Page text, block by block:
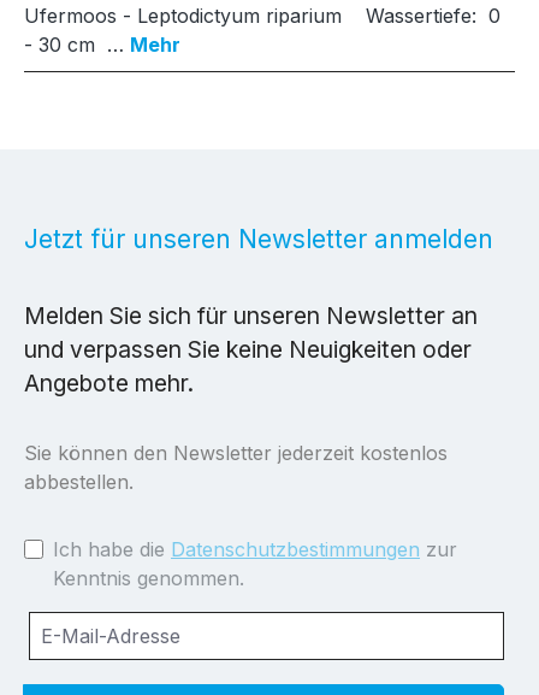
Ufermoos - Leptodictyum riparium Wassertiefe: 0
- 30 cm … Mehr
Jetzt für unseren Newsletter anmelden
Melden Sie sich für unseren Newsletter an
und verpassen Sie keine Neuigkeiten oder
Angebote mehr.
Sie können den Newsletter jederzeit kostenlos
abbestellen.
Ich habe die Datenschutzbestimmungen zur
Kenntnis genommen.